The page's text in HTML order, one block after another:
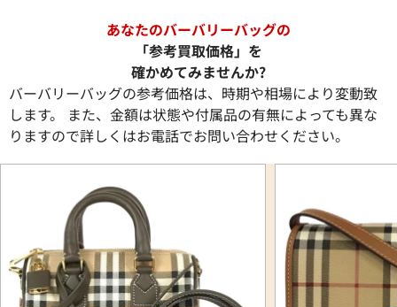
あなたのバーバリーバッグの
「参考買取価格」を
確かめてみませんか?
バーバリーバッグの参考価格は、時期や相場により変動致
します。 また、金額は状態や付属品の有無によっても異な
りますので詳しくはお電話でお問い合わせください。